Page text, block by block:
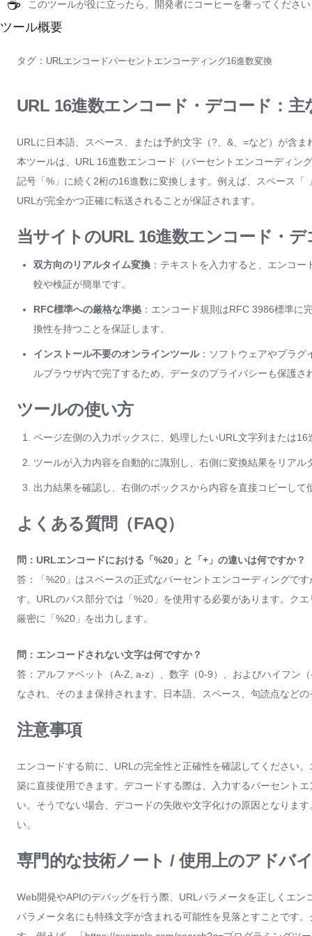
☕ このツールが役に立ったら、開発者にコーヒーを奢ってください
ツール概要
タグ： URLエンコードパーセントエンコーディング16進数変換
URL 16進数エンコード・デコード：主
URLに日本語、スペース、または予約文字（?、&、=など）が含
本ツールは、URL 16進数エンコード（パーセントエンコーディン
記号「%」に続く2桁の16進数に変換します。例えば、スペース
URLが完全かつ正確に転送されることが保証されます。
当サイトのURL 16進数エンコード・
双方向のリアルタイム変換 ：テキストを入力すると、エンコ
較や検証が簡単です。
RFC標準への厳格な準拠 ：エンコード規則はRFC 3986標準に
換性を持つことを保証します。
インストール不要のオンラインツール：ソフトウェアやプラグ
ルブラウザ内で完了するため、データのプライバシーも保護さ
ツールの使い方
ページ左側の入力ボックスに、処理したいURL文字列または
ツールが入力内容を自動的に識別し、右側に変換結果をリアル
出力結果を確認し、右側のボックスから内容を直接コピーして
よくある質問（FAQ）
問：URLエンコードにおける「%20」と「+」の違いは何ですか？
答：「%20」はスペースの正式なパーセントエンコーディングで
す。URLのパス部分では「%20」を使用する必要があります。ク
厳密に「%20」を出力します。
問：エンコードされない文字は何ですか？
答：アルファベット（A-Z, a-z）、数字（0-9）、およびハイフン
なされ、そのまま保持されます。日本語、スペース、句読点など
注意事項
エンコードする前に、URLの完全性と正確性を確認してください
築に直接使用できます。デコードする際は、入力するパーセント
い。そうでない場合、デコードの失敗や文字化けの原因となりま
い。
専門的な技術ノート / 使用上のアドバ
Web開発やAPIのデバッグを行う際、URLパラメータを正しくエ
パラメータ名にも特殊文字が含まれる可能性を見落とすことです